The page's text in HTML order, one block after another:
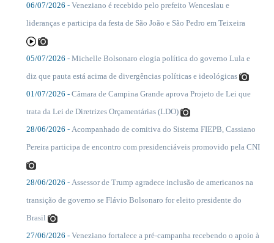
06/07/2026 - Veneziano é recebido pelo prefeito Wenceslau e
lideranças e participa da festa de São João e São Pedro em Teixeira
05/07/2026 - Michelle Bolsonaro elogia política do governo Lula e
diz que pauta está acima de divergências políticas e ideológicas
01/07/2026 - Câmara de Campina Grande aprova Projeto de Lei que
trata da Lei de Diretrizes Orçamentárias (LDO)
28/06/2026 - Acompanhado de comitiva do Sistema FIEPB, Cassiano
Pereira participa de encontro com presidenciáveis promovido pela CNI
28/06/2026 - Assessor de Trump agradece inclusão de americanos na
transição de governo se Flávio Bolsonaro for eleito presidente do
Brasil
27/06/2026 - Veneziano fortalece a pré-campanha recebendo o apoio à